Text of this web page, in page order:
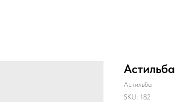
Астильба
SKU: 182